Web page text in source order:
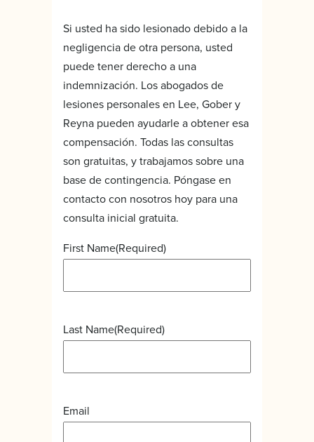
Si usted ha sido lesionado debido a la
negligencia de otra persona, usted
puede tener derecho a una
indemnización. Los abogados de
lesiones personales en Lee, Gober y
Reyna pueden ayudarle a obtener esa
compensación. Todas las consultas
son gratuitas, y trabajamos sobre una
base de contingencia. Póngase en
contacto con nosotros hoy para una
consulta inicial gratuita.
First Name(Required)
Last Name(Required)
Email